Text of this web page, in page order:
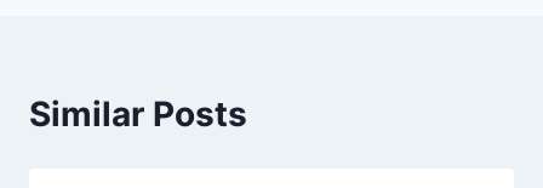
Similar Posts